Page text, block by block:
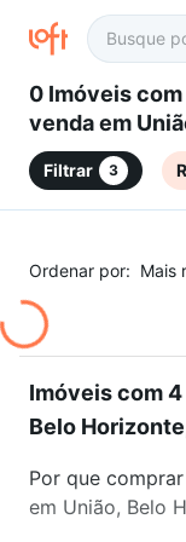
0 Imóveis com
venda em
MG
Filtrar 3
Ordenar por: Mais
Imóveis com
Belo
Por que
em União, Belo